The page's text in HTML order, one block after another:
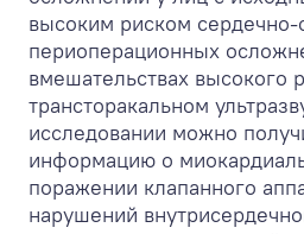
высоким риском сердечно-
периоперационных
вмешательствах высокого
трансторакальном
исследовании можно
информацию о
поражении клапанного
нарушений